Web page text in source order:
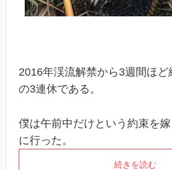
2016年渓流解禁から3週間ほ
の3連休である。
僕は午前中だけという約束を
に行った。
続きを読む